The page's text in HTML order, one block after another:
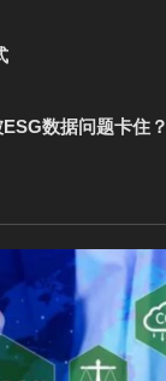
数据问题卡住？